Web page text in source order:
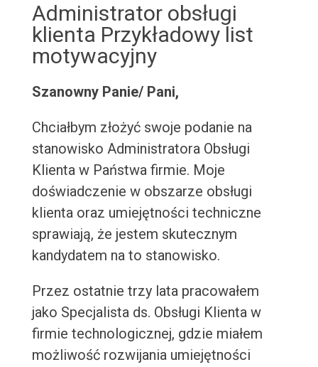
Administrator obsługi
klienta Przykładowy list
motywacyjny
Szanowny Panie/ Pani,
Chciałbym złożyć swoje podanie na
stanowisko Administratora Obsługi
Klienta w Państwa firmie. Moje
doświadczenie w obszarze obsługi
klienta oraz umiejętności techniczne
sprawiają, że jestem skutecznym
kandydatem na to stanowisko.
Przez ostatnie trzy lata pracowałem
jako Specjalista ds. Obsługi Klienta w
firmie technologicznej, gdzie miałem
możliwość rozwijania umiejętności